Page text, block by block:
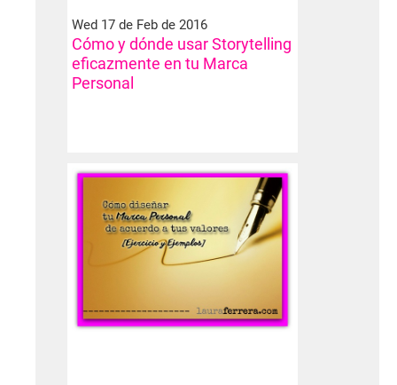
Wed 17 de Feb de 2016
Cómo y dónde usar Storytelling
eficazmente en tu Marca
Personal